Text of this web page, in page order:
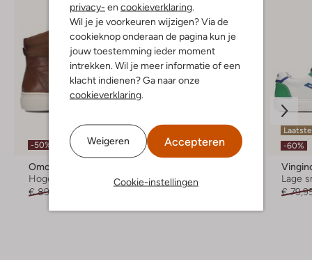
privacy- en cookieverklaring
Wil je je voorkeuren wijzigen? Via de
cookieknop onderaan de pagina kun je
jouw toestemming ieder moment
intrekken. Wil je meer informatie of een
klacht indienen? Ga naar onze
cookieverklaring
Weigeren Accepteren
Cookie-instellingen
-50%
Omoda
Hoge sneakers
€ 89,95
-60%
Lage sneakers
-60%
Lage
€